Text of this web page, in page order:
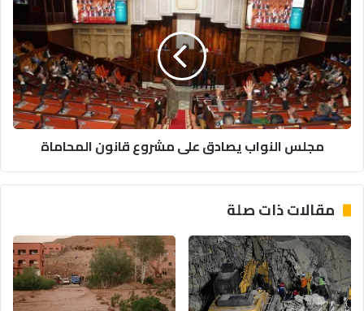
النواب
يصادق
على
مشروع
قانون
المحاماة
مجلس النواب يصادق على مشروع قانون المحاماة
مقالات ذات صلة